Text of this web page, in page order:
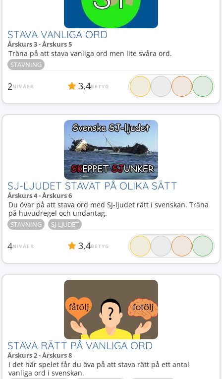
STAVA VANLIGA ORD
Årskurs 3 - Årskurs 5
Träna på att stava vanliga ord men lite svåra ord.
STAVNING
2NIVÅER 3,4BETYG
SJ-LJUDET STAVAT PÅ OLIKA SÄTT
Årskurs 4 - Årskurs 6
Du övar på att stava ord med SJ-ljudet rätt i svenskan. Träna
på huvudregel och undantag.
STAVNING SJ-LJUDET
4NIVÅER 3,4BETYG
STAVA RÄTT PÅ VANLIGA ORD
Årskurs 2 - Årskurs 8
I det här spelet får du öva på att stava rätt på ett antal
vanliga ord i svenskan.